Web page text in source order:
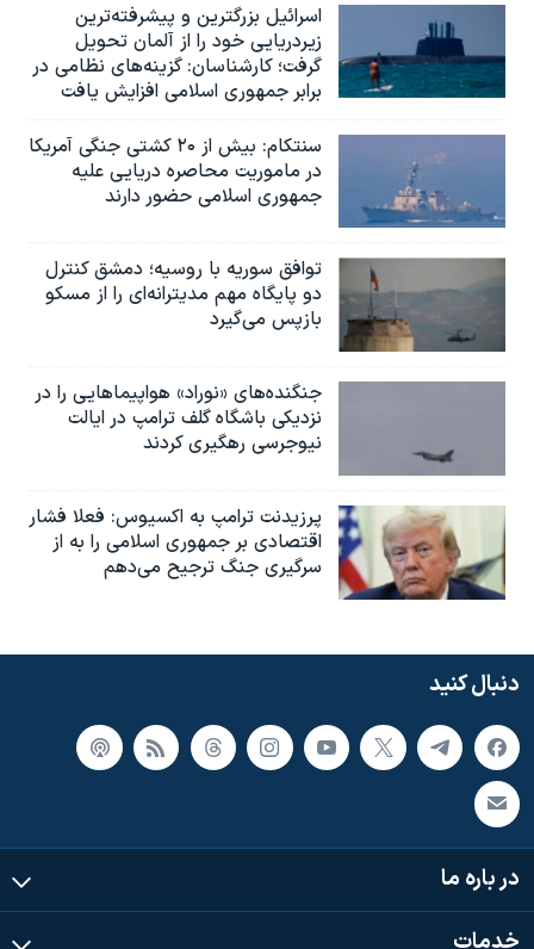
اسرائيل بزرگترین و پیشرفته‌ترین
زیردریایی خود را از آلمان تحویل
گرفت؛ کارشناسان: گزینه‌های نظامی در
برابر جمهوری اسلامی افزایش یافت
سنتکام: بیش از ۲۰ کشتی جنگی آمریکا
در ماموریت محاصره دریایی علیه
جمهوری اسلامی حضور دارند
توافق سوریه با روسیه؛ دمشق کنترل
دو پایگاه مهم مدیترانه‌ای را از مسکو
بازپس می‌گیرد
جنگنده‌های «نوراد» هواپیماهایی را در
نزدیکی باشگاه گلف ترامپ در ایالت
نیوجرسی رهگیری کردند
پرزیدنت ترامپ به اکسیوس: فعلا فشار
اقتصادی بر جمهوری اسلامی را به از
سرگیری جنگ ترجیح می‌دهم
دنبال کنید
در باره ما
خدمات